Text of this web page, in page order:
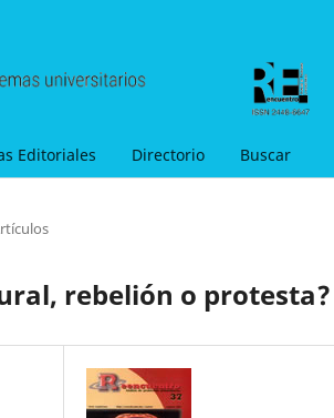
Editoriales Directorio Buscar
rebelión o protesta?